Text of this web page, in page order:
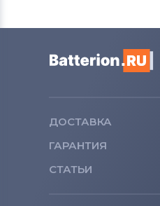
ДОСТАВКА
ГАРАНТИЯ
СТАТЬИ